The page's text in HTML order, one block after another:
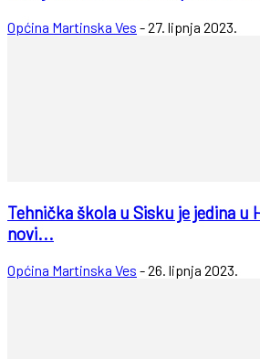
Općina Martinska Ves -27. lipnja 2023.
Tehnička škola u Sisku je jedina u
novi...
Općina Martinska Ves -26. lipnja 2023.